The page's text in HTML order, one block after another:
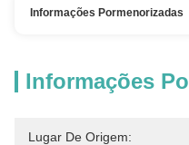
Informações Pormenorizadas
Informações
Lugar De Origem: